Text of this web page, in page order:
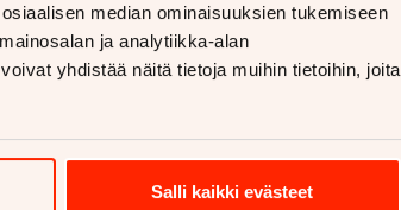
median ominaisuuksien tukemiseen
ja analytiikka-alan
yhdistää näitä tietoja muihin tietoihin, joita
Salli kaikki evästeet